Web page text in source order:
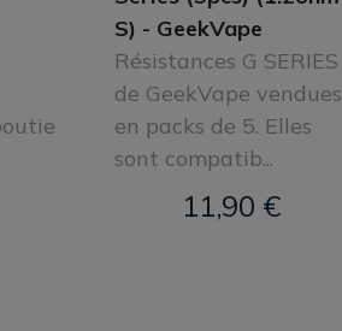
S) - GeekVape
Résistances G SERIES
de GeekVape vendues
en packs de 5. Elles
sont compatib...
11,90 €